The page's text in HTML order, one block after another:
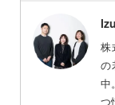
株
の
中
つ